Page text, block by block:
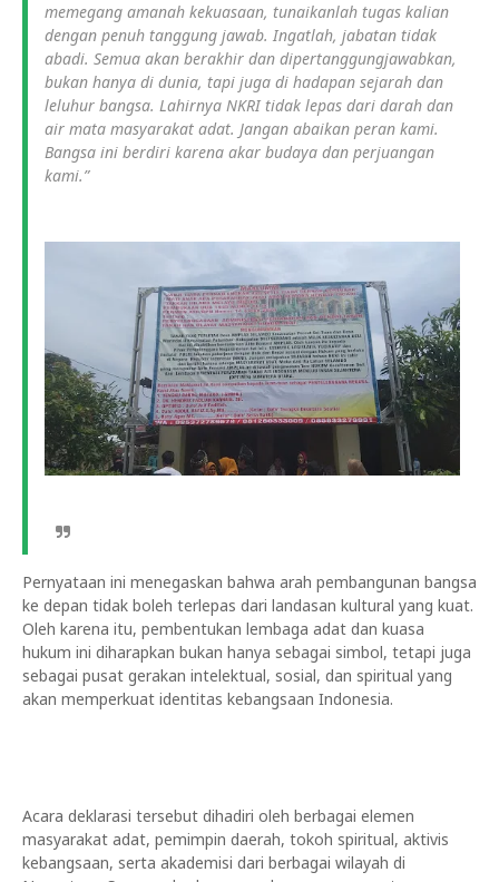
memegang amanah kekuasaan, tunaikanlah tugas kalian
dengan penuh tanggung jawab. Ingatlah, jabatan tidak
abadi. Semua akan berakhir dan dipertanggungjawabkan,
bukan hanya di dunia, tapi juga di hadapan sejarah dan
leluhur bangsa. Lahirnya NKRI tidak lepas dari darah dan
air mata masyarakat adat. Jangan abaikan peran kami.
Bangsa ini berdiri karena akar budaya dan perjuangan
kami.”
Pernyataan ini menegaskan bahwa arah pembangunan bangsa
ke depan tidak boleh terlepas dari landasan kultural yang kuat.
Oleh karena itu, pembentukan lembaga adat dan kuasa
hukum ini diharapkan bukan hanya sebagai simbol, tetapi juga
sebagai pusat gerakan intelektual, sosial, dan spiritual yang
akan memperkuat identitas kebangsaan Indonesia.
Acara deklarasi tersebut dihadiri oleh berbagai elemen
masyarakat adat, pemimpin daerah, tokoh spiritual, aktivis
kebangsaan, serta akademisi dari berbagai wilayah di